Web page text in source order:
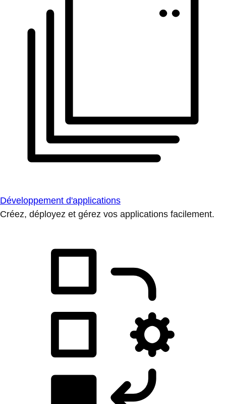
Développement d'applications
Créez, déployez et gérez vos applications facilement.